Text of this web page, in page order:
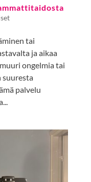
tai
ja aikaa
ongelmia tai
palvelu